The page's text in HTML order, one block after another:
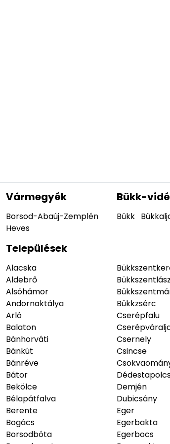
Vármegyék
Borsod-Abaúj-Zemplén
Heves
Bükk-
Bükk
Települések
Alacska
Aldebrő
Alsóhámor
Andornaktálya
Arló
Balaton
Bánhorváti
Bánkút
Bánréve
Bátor
Bekölce
Bélapátfalva
Berente
Bogács
Borsodbóta
Bükkzsérc
Cserépfalu
Csernely
Csincse
Demjén
Dubicsány
Eger
Egerbakta
Egerbocs